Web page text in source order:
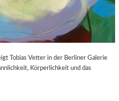
Tobias Vetter in der Berliner Galerie
Körperlichkeit und das